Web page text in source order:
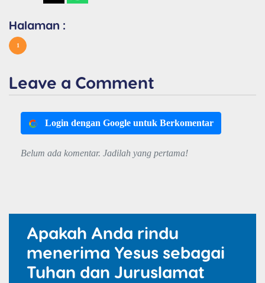
Halaman :
1
Leave a Comment
Login dengan Google untuk Berkomentar
Belum ada komentar. Jadilah yang pertama!
Apakah Anda rindu
menerima Yesus sebagai
Tuhan dan Juruslamat